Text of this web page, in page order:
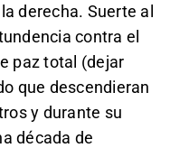
derecha. Suerte al
contra el
paz total (dejar
que descendieran
y durante su
década de